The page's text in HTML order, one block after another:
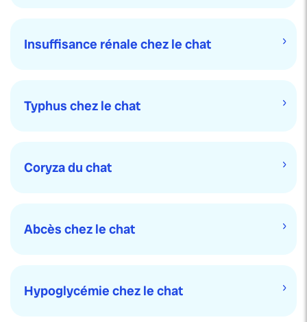
Insuffisance rénale chez le chat
Typhus chez le chat
Coryza du chat
Abcès chez le chat
Hypoglycémie chez le chat